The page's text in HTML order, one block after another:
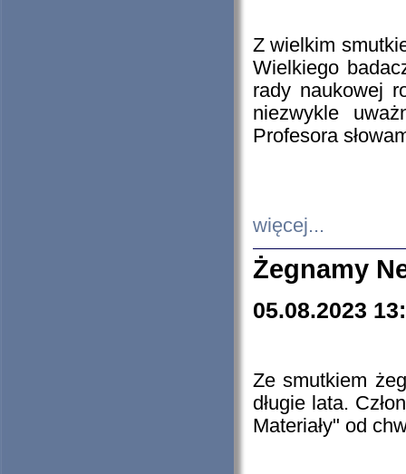
Z wielkim
Wielkiego
rady naukowej
niezwykle
Profesora
więcej...
Żegnamy
05.08.2023
Ze smutkiem
długie lata.
Materiały" od